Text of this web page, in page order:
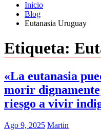
Inicio
Blog
Eutanasia Uruguay
Etiqueta:
«La eutanasia
morir
riesgo a vivir
Ago 9, 2025 Martin